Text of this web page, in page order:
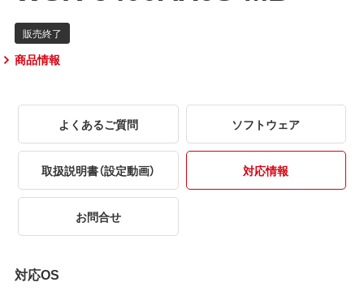
商品情報
よくあるご質問 ソフトウェア
取扱説明書（設定動画） 対応情報
お問合せ
対応OS